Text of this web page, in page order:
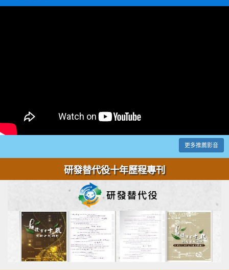
更多推薦影音
研發替代役十年歷程專刊